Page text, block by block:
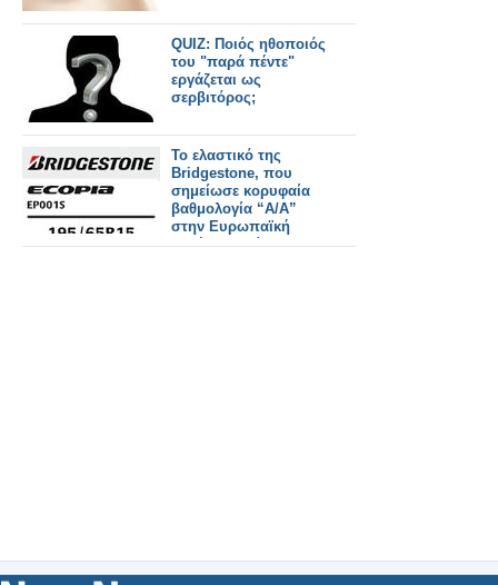
QUIZ: Ποιός ηθοποιός
του "παρά πέντε"
εργάζεται ως
σερβιτόρος;
Το ελαστικό της
Bridgestone, που
σημείωσε κορυφαία
βαθμολογία “A/A”
στην Ευρωπαϊκή
ετικέτα, θα είναι στα